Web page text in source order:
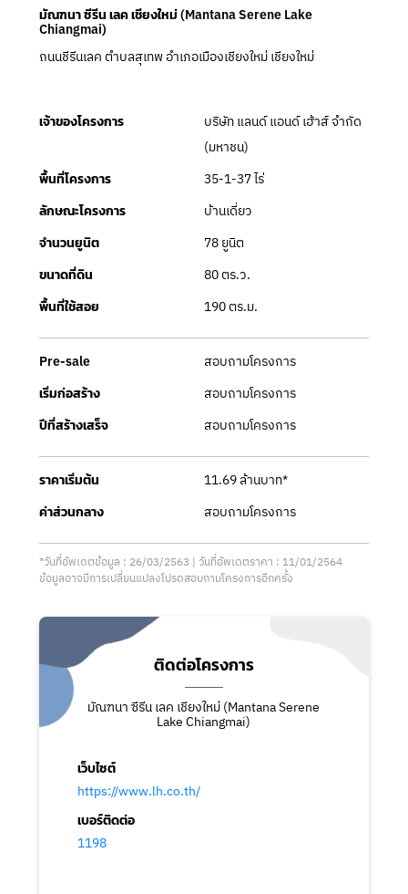
มัณฑนา ซีรีน เลค เชียงใหม่ (Mantana Serene Lake
Chiangmai)
ถนนชีรีนเลค ตำบลสุเทพ อำเภอเมืองเชียงใหม่ เชียงใหม่
เจ้าของโครงการ
บริษัท แลนด์ แอนด์ เฮ้าส์ จำกัด
(มหาชน)
พื้นที่โครงการ 35-1-37 ไร่
ลักษณะโครงการ บ้านเดี่ยว
จำนวนยูนิต 78 ยูนิต
ขนาดที่ดิน 80 ตร.ว.
พื้นที่ใช้สอย 190 ตร.ม.
Pre-sale สอบถามโครงการ
เริ่มก่อสร้าง สอบถามโครงการ
ปีที่สร้างเสร็จ สอบถามโครงการ
ราคาเริ่มต้น 11.69 ล้านบาท*
ค่าส่วนกลาง สอบถามโครงการ
*วันที่อัพเดตข้อมูล : 26/03/2563 | วันที่อัพเดตราคา : 11/01/2564
ข้อมูลอาจมีการเปลี่ยนแปลงโปรดสอบถามโครงการอีกครั้ง
ติดต่อโครงการ
มัณฑนา ซีรีน เลค เชียงใหม่ (Mantana Serene
Lake Chiangmai)
เว็บไซต์
https://www.lh.co.th/
เบอร์ติดต่อ
1198